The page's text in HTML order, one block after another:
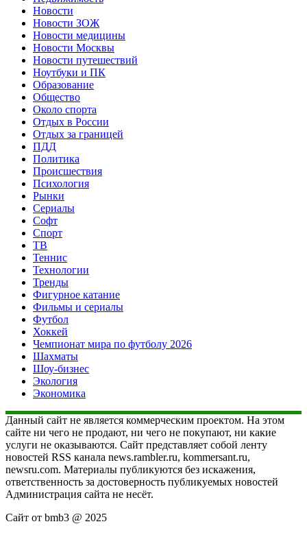
Новости
Новости ЗОЖ
Новости медицины
Новости Москвы
Новости путешествий
Ноутбуки и ПК
Образование
Общество
Около спорта
Отдых в России
Отдых за границей
ПДД
Политика
Происшествия
Психология
Рынки
Сериалы
Софт
Спорт
ТВ
Теннис
Технологии
Тренды
Фигурное катание
Фильмы и сериалы
Футбол
Хоккей
Чемпионат мира по футболу 2026
Шахматы
Шоу-бизнес
Экология
Экономика
Данный сайт не является коммерческим проектом. На этом
сайте ни чего не продают, ни чего не покупают, ни какие
услуги не оказываются. Сайт представляет собой ленту
новостей RSS канала news.rambler.ru, kommersant.ru,
newsru.com. Материалы публикуются без искажения,
ответственность за достоверность публикуемых новостей
Администрация сайта не несёт.
Сайт от bmb3 @ 2025